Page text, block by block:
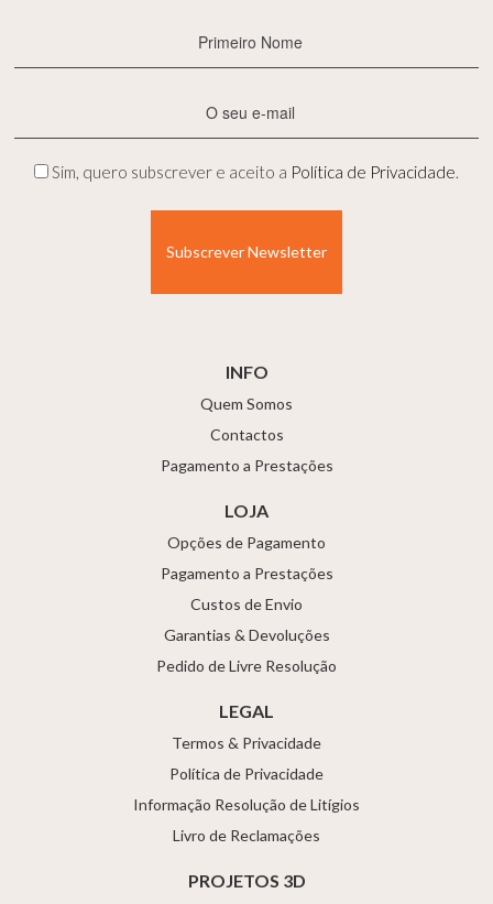
Nome
mail
Privacidade
Sim, quero subscrever e aceito a Política de Privacidade
INFO
Quem Somos
Contactos
Pagamento a Prestações
LOJA
Opções de Pagamento
Pagamento a Prestações
Custos de Envio
Garantias & Devoluções
Pedido de Livre Resolução
LEGAL
Termos & Privacidade
Política de Privacidade
Informação Resolução de Litígios
Livro de Reclamações
PROJETOS 3D